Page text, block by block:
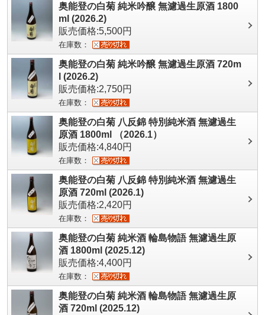
奥能登の白菊 純米吟醸 無濾過生原酒 1800
ml (2026.2)
販売価格:5,500円
在庫数：
奥能登の白菊 純米吟醸 無濾過生原酒 720m
l (2026.2)
販売価格:2,750円
在庫数：
奥能登の白菊 八反錦 特別純米酒 無濾過生
原酒 1800ml （2026.1）
販売価格:4,840円
在庫数：
奥能登の白菊 八反錦 特別純米酒 無濾過生
原酒 720ml (2026.1)
販売価格:2,420円
在庫数：
奥能登の白菊 純米酒 輪島物語 無濾過生原
酒 1800ml (2025.12)
販売価格:4,400円
在庫数：
奥能登の白菊 純米酒 輪島物語 無濾過生原
酒 720ml (2025.12)